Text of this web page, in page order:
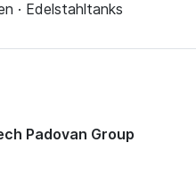
· Edelstahltanks
Padovan Group